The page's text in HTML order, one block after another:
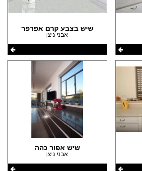
שיש בצבע קרם אפרפר
אבני ניצן
שיש אפור כהה
אבני ניצן